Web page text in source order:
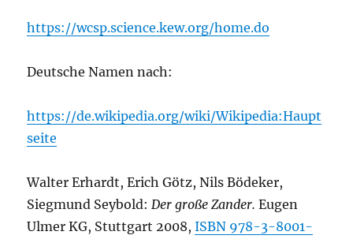
https://wcsp.science.kew.org/home.do
Deutsche Namen nach:
https://de.wikipedia.org/wiki/Wikipedia:Haupt
seite
Walter Erhardt, Erich Götz, Nils Bödeker,
Siegmund Seybold: Der große Zander. Eugen
Ulmer KG, Stuttgart 2008,ISBN 978-3-8001-